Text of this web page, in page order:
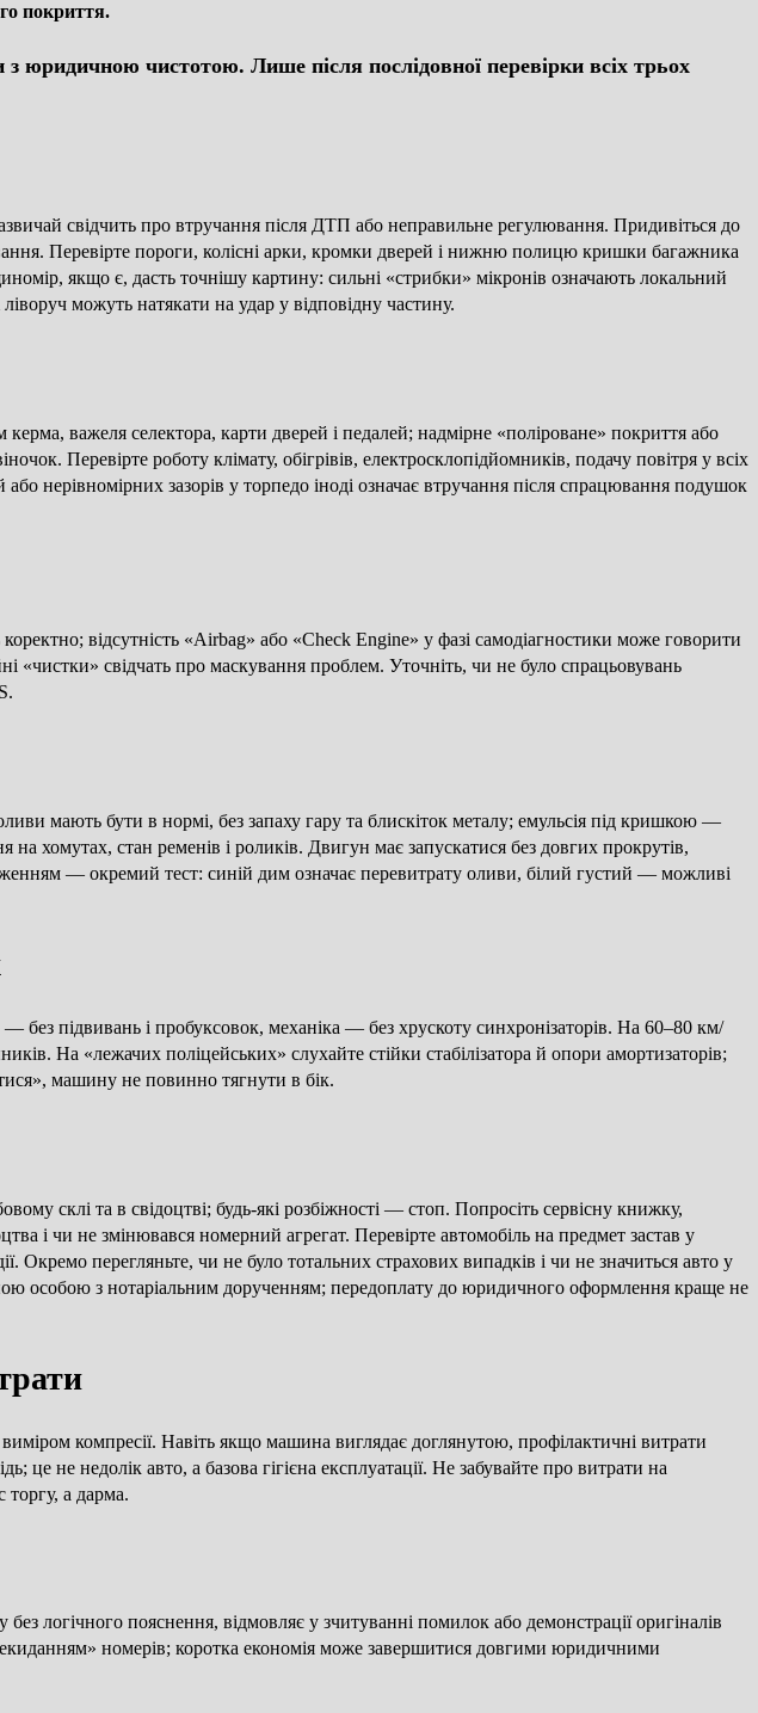
покриття.
юридичною чистотою. Лише після послідовної перевірки всіх трьох
свідчить про втручання після ДТП або неправильне регулювання. Придивіться до
Перевірте пороги, колісні арки, кромки дверей і нижню полицю кришки багажника
якщо є, дасть точнішу картину: сильні «стрибки» мікронів означають локальний
можуть натякати на удар у відповідну частину.
важеля селектора, карти дверей і педалей; надмірне «поліроване» покриття або
Перевірте роботу клімату, обігрівів, електросклопідйомників, подачу повітря у всіх
або нерівномірних зазорів у торпедо іноді означає втручання після спрацювання подушок
відсутність «Airbag» або «Check Engine» у фазі самодіагностики може говорити
свідчать про маскування проблем. Уточніть, чи не було спрацьовувань
мають бути в нормі, без запаху гару та блискіток металу; емульсія під кришкою —
на хомутах, стан ременів і роликів. Двигун має запускатися без довгих прокрутів,
— окремий тест: синій дим означає перевитрату оливи, білий густий — можливі
без підвивань і пробуксовок, механіка — без хрускоту синхронізаторів. На 60–80 км/
На «лежачих поліцейських» слухайте стійки стабілізатора й опори амортизаторів;
машину не повинно тягнути в бік.
склі та в свідоцтві; будь-які розбіжності — стоп. Попросіть сервісну книжку,
і чи не змінювався номерний агрегат. Перевірте автомобіль на предмет застав у
Окремо перегляньте, чи не було тотальних страхових випадків і чи не значиться авто у
особою з нотаріальним дорученням; передоплату до юридичного оформлення краще не
компресії. Навіть якщо машина виглядає доглянутою, профілактичні витрати
це не недолік авто, а базова гігієна експлуатації. Не забувайте про витрати на
торгу, а дарма.
логічного пояснення, відмовляє у зчитуванні помилок або демонстрації оригіналів
номерів; коротка економія може завершитися довгими юридичними